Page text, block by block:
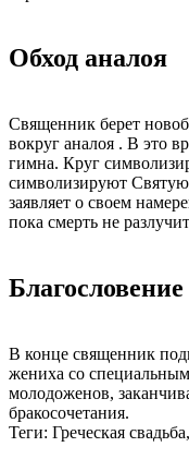
Обход аналоя
Священник берет
вокруг аналоя . В это
гимна. Круг
символизируют
заявляет о своем
пока смерть не
Благословение
В конце священник
жениха со
молодоженов,
бракосочетания.
Теги: Греческая